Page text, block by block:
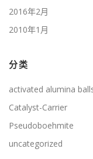
2016年2月
2010年1月
分类
activated alumina
Catalyst-Carrier
Pseudoboehmite
uncategorized